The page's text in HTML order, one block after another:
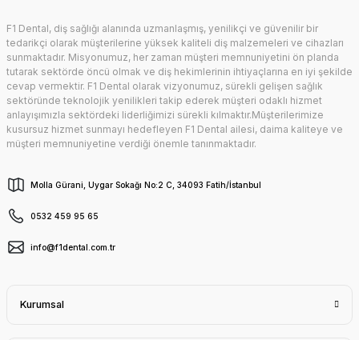
F1 Dental, diş sağlığı alanında uzmanlaşmış, yenilikçi ve güvenilir bir
tedarikçi olarak müşterilerine yüksek kaliteli diş malzemeleri ve cihazları
sunmaktadır. Misyonumuz, her zaman müşteri memnuniyetini ön planda
tutarak sektörde öncü olmak ve diş hekimlerinin ihtiyaçlarına en iyi şekilde
cevap vermektir. F1 Dental olarak vizyonumuz, sürekli gelişen sağlık
sektöründe teknolojik yenilikleri takip ederek müşteri odaklı hizmet
anlayışımızla sektördeki liderliğimizi sürekli kılmaktır.Müşterilerimize
kusursuz hizmet sunmayı hedefleyen F1 Dental ailesi, daima kaliteye ve
müşteri memnuniyetine verdiği önemle tanınmaktadır.
Molla Gürani, Uygar Sokağı No:2 C, 34093 Fatih/İstanbul
0532 459 95 65
info@f1dental.com.tr
Kurumsal